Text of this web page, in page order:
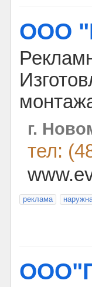
ООО
г.
тел:
реклама